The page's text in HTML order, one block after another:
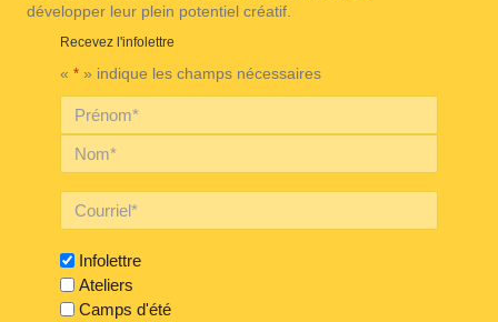
développer leur plein potentiel créatif.
Recevez l'infolettre
« * » indique les champs nécessaires
Infolettre
Ateliers
Camps d'été